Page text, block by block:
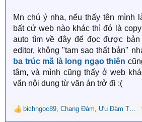
Mn chú ý nha, nếu thấy tên mình
bất cứ web nào khác thì đó là
auto tìm về đây để đọc được
editor, không "tam sao thất bản"
ba trúc mã là long ngạo thiên
tâm, và mình cũng thấy ở web
vẩn nội dung từ văn án trở đi :(
R
bichngoc89, Chang Đàm, Ưu Đàm Thanh Ti